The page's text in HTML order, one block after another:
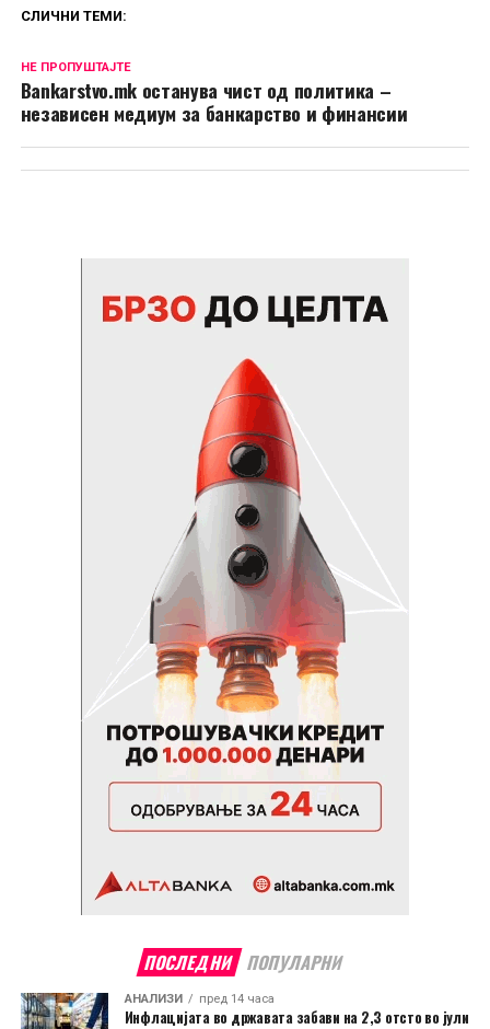
СЛИЧНИ ТЕМИ:
НЕ ПРОПУШТАЈТЕ
Bankarstvo.mk останува чист од политика –
независен медиум за банкарство и финансии
ПОСЛЕДНИ ПОПУЛАРНИ
АНАЛИЗИ пред 14 часа
Инфлацијата во државата забави на 2,3 отсто во јули